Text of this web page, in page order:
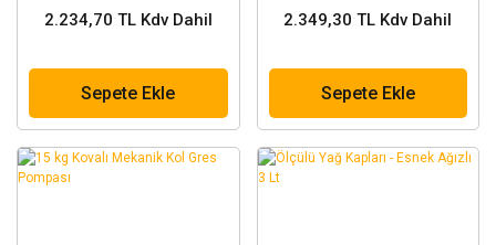
2.234,70 TL Kdv Dahil
Sepete Ekle
2.349,30 TL Kdv Dahil
Sepete Ekle